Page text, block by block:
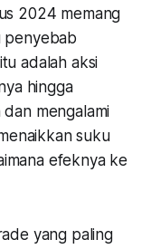
2024 memang
penyebab
adalah aksi
hingga
mengalami
suku
efeknya ke
yang paling